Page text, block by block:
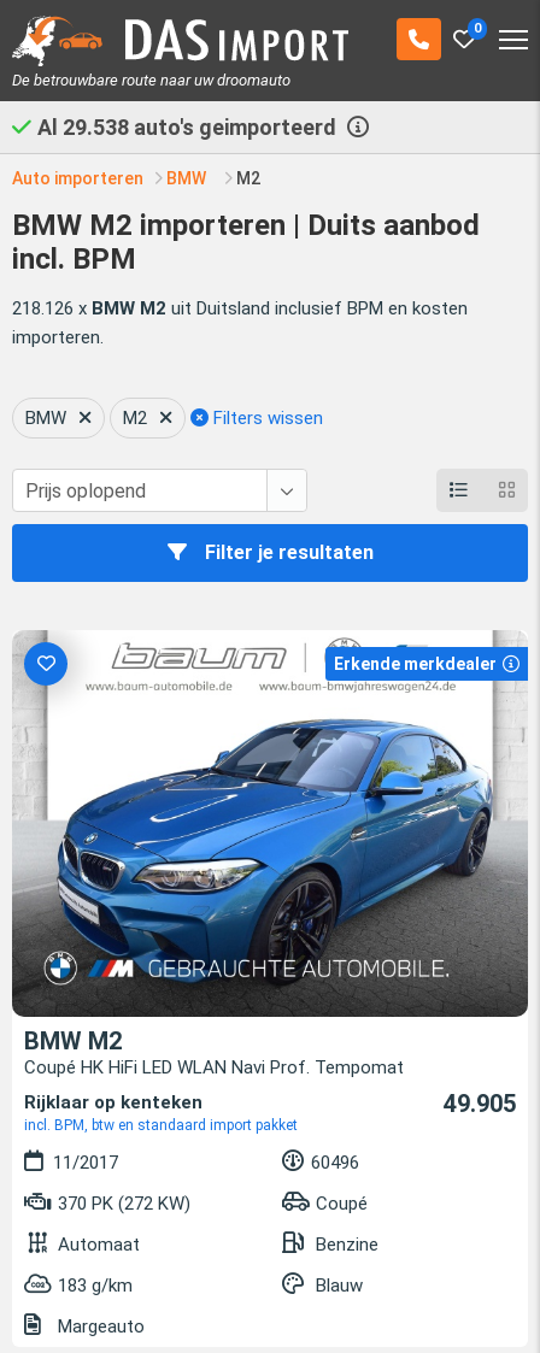
0
De betrouwbare route naar uw droomauto
Al 29.538 auto's geimporteerd
Auto importeren BMW M2
BMW M2 importeren | Duits aanbod
incl. BPM
218.126 x BMW M2 uit Duitsland inclusief BPM en kosten
importeren.
BMW M2 Filters wissen
Filter je resultaten
Erkende merkdealer
BMW M2
Coupé HK HiFi LED WLAN Navi Prof. Tempomat
Rijklaar op kenteken
incl. BPM, btw en standaard import pakket
49.905
11/2017
60496
370 PK (272 KW)
Coupé
Automaat
Benzine
183 g/km
Blauw
Margeauto